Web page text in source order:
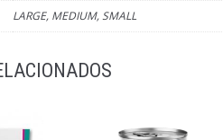
LARGE, MEDIUM, SMALL